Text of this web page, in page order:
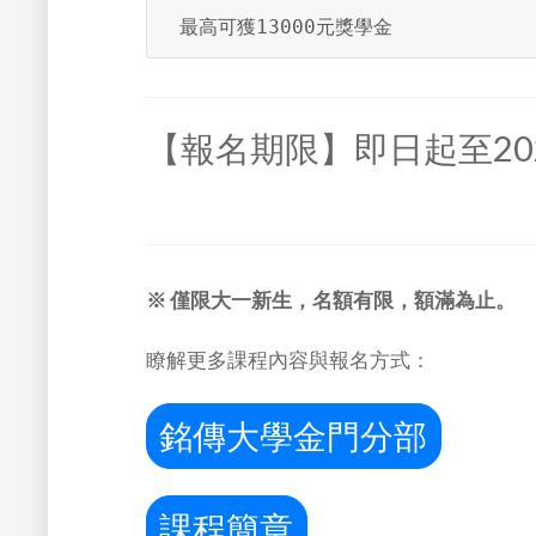
最高可獲13000元獎學金
【報名期限】即日起至
※ 僅限大一新生，名額有限，額滿為止。
瞭解更多課程內容與報名方式：
銘傳大學金門分部
課程簡章